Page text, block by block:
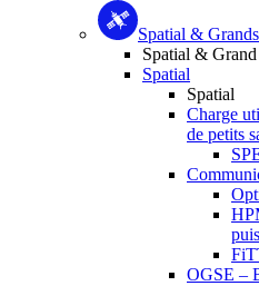
Spatial &
Spatial &
Spatial
Spatial
Charge
de petits
OGSE –